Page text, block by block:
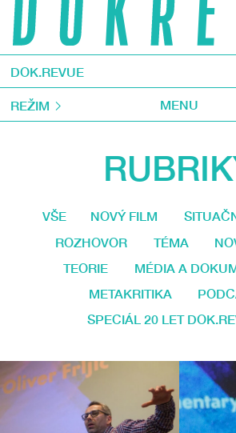
DOK.REVUE
REŽIM MENU
VŠE NOVÝ FILM
ROZHOVOR
TÉMA
TEORIE
MÉDIA A
METAKRITIKA
SPECIÁL 20 LET